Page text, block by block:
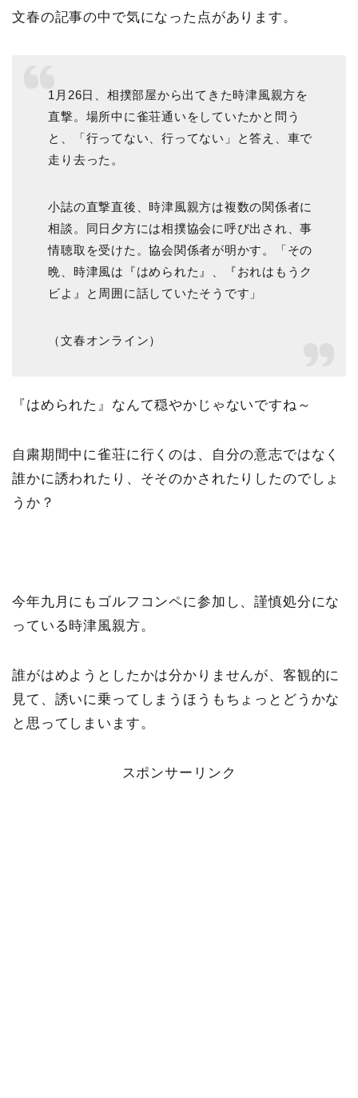
文春の記事の中で気になった点があります。
1月26日、相撲部屋から出てきた時津風親方を
直撃。場所中に雀荘通いをしていたかと問う
と、「行ってない、行ってない」と答え、車で
走り去った。
小誌の直撃直後、時津風親方は複数の関係者に
相談。同日夕方には相撲協会に呼び出され、事
情聴取を受けた。協会関係者が明かす。「その
晩、時津風は『はめられた』、『おれはもうク
ビよ』と周囲に話していたそうです」
（文春オンライン）
『はめられた』なんて穏やかじゃないですね～
自粛期間中に雀荘に行くのは、自分の意志ではなく
誰かに誘われたり、そそのかされたりしたのでしょ
うか？
今年九月にもゴルフコンペに参加し、謹慎処分にな
っている時津風親方。
誰がはめようとしたかは分かりませんが、客観的に
見て、誘いに乗ってしまうほうもちょっとどうかな
と思ってしまいます。
スポンサーリンク